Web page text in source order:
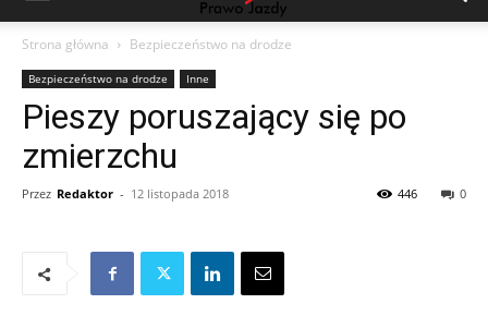
Strona główna Bezpieczeństwo na drodze
Bezpieczeństwo na drodze Inne
Pieszy poruszający się po
zmierzchu
Przez Redaktor - 12 listopada 2018 0
446